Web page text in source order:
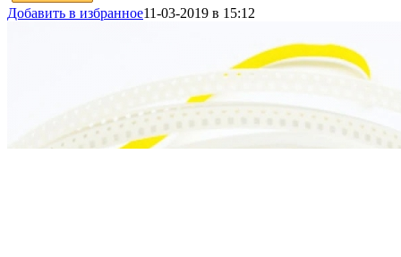
Добавить в избранное11-03-2019 в 15:12